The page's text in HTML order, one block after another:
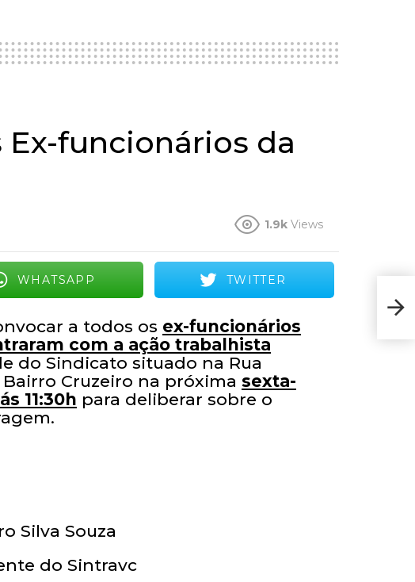
funcionários da
1.9k Views
WHATSAPP TWITTER
a todos os ex-funcionários
com a ação trabalhista
do Sindicato situado na Rua
Cruzeiro na próxima sexta-
11:30h para deliberar sobre o
Silva Souza
do Sintravc